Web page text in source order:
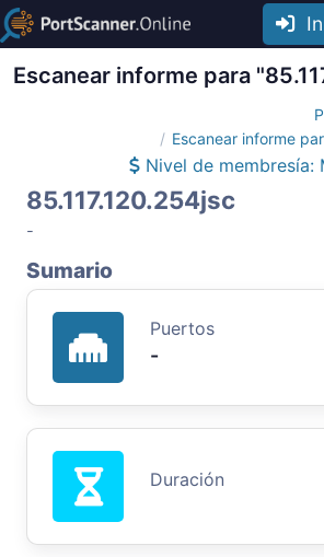
Escanear informe para
Escanear informe
Nivel de
85.117.120.254jsc
-
Sumario
Puertos
-
Duración